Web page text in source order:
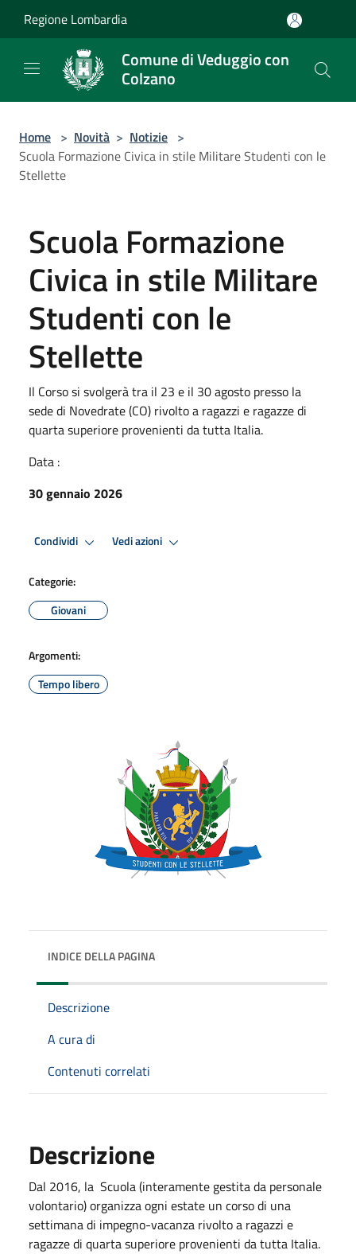
Regione Lombardia
Comune di Veduggio con
Colzano
Home > Novità > Notizie >
Scuola Formazione Civica in stile Militare Studenti con le
Stellette
Scuola Formazione
Civica in stile Militare
Studenti con le
Stellette
Il Corso si svolgerà tra il 23 e il 30 agosto presso la
sede di Novedrate (CO) rivolto a ragazzi e ragazze di
quarta superiore provenienti da tutta Italia.
Data :
30 gennaio 2026
Condividi Vedi azioni
Categorie:
Giovani
Argomenti:
Tempo libero
INDICE DELLA PAGINA
Descrizione
A cura di
Contenuti correlati
Descrizione
Dal 2016, la Scuola (interamente gestita da personale
volontario) organizza ogni estate un corso di una
settimana di impegno-vacanza rivolto a ragazzi e
ragazze di quarta superiore provenienti da tutta Italia.